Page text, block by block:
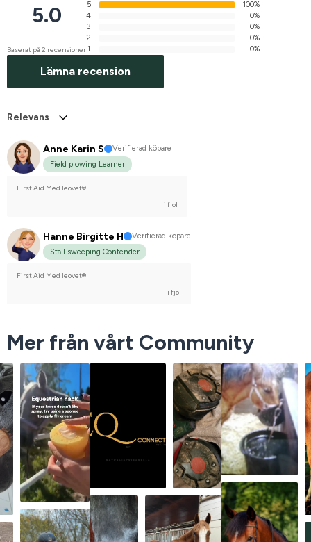
5.0
Baserat på 2 recensioner
5
100%
4
0%
3
0%
2
0%
1
0%
Lämna recension
Relevans
Anne Karin S
Verifierad köpare
Field plowing Learner
First Aid Med leovet®
i fjol
Hanne Birgitte H
Verifierad köpare
Stall sweeping Contender
First Aid Med leovet®
i fjol
Mer från vårt Community